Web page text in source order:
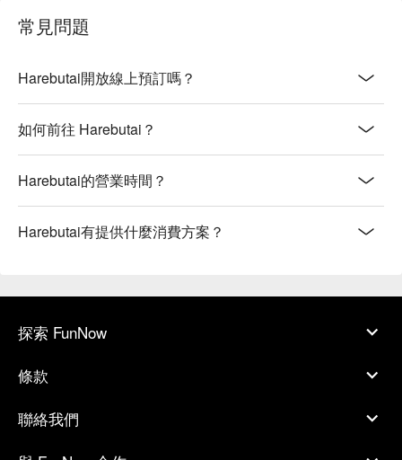
常見問題
Harebutai開放線上預訂嗎？
如何前往 Harebutai？
Harebutai的營業時間？
Harebutai有提供什麼消費方案？
探索 FunNow
條款
聯絡我們